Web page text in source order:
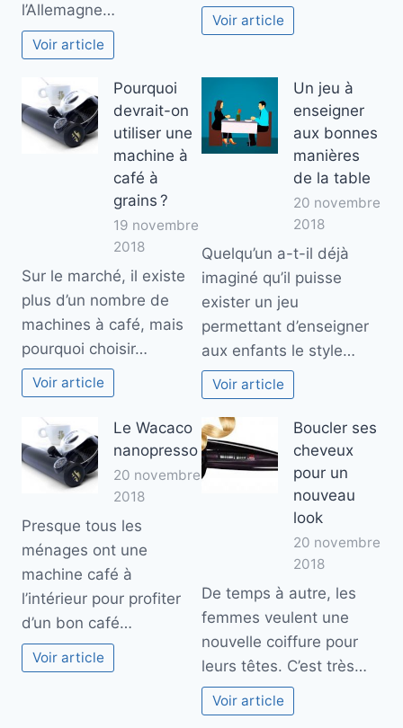
l’Allemagne…
Voir article
Voir article
Pourquoi
devrait-on
utiliser une
machine à
café à
grains ?
19 novembre
2018
Sur le marché, il existe
plus d’un nombre de
machines à café, mais
pourquoi choisir…
Voir article
Un jeu à
enseigner
aux bonnes
manières
de la table
20 novembre
2018
Quelqu’un a-t-il déjà
imaginé qu’il puisse
exister un jeu
permettant d’enseigner
aux enfants le style…
Voir article
Le Wacaco
nanopresso
20 novembre
2018
Presque tous les
ménages ont une
machine café à
l’intérieur pour profiter
d’un bon café…
Voir article
Boucler ses
cheveux
pour un
nouveau
look
20 novembre
2018
De temps à autre, les
femmes veulent une
nouvelle coiffure pour
leurs têtes. C’est très…
Voir article